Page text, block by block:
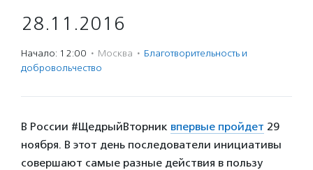
28.11.2016
Начало: 12:00 · Москва · Благотвори­тель­ность и
доброволь­чест­во
В России #ЩедрыйВторник впервые пройдет 29
ноября. В этот день последователи инициативы
совершают самые разные действия в пользу